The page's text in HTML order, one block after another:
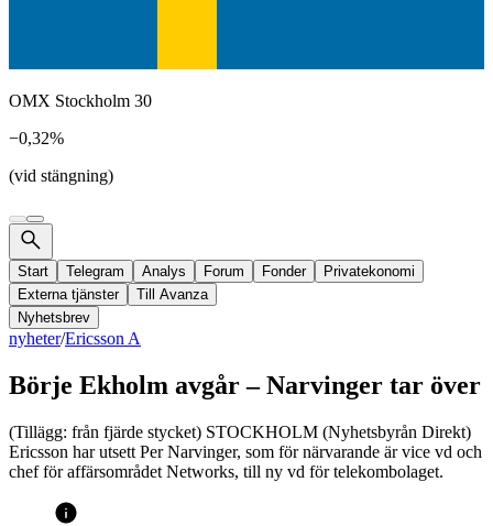
OMX Stockholm 30
−0,32%
(vid stängning)
Start Telegram Analys Forum Fonder
Privatekonomi
Externa tjänster
Till Avanza
Nyhetsbrev
nyheter/Ericsson A
Börje Ekholm avgår – Narvinger tar över
(Tillägg: från fjärde stycket) STOCKHOLM (Nyhetsbyrån Direkt)
Ericsson har utsett Per Narvinger, som för närvarande är vice vd och
chef för affärsområdet Networks, till ny vd för telekombolaget.